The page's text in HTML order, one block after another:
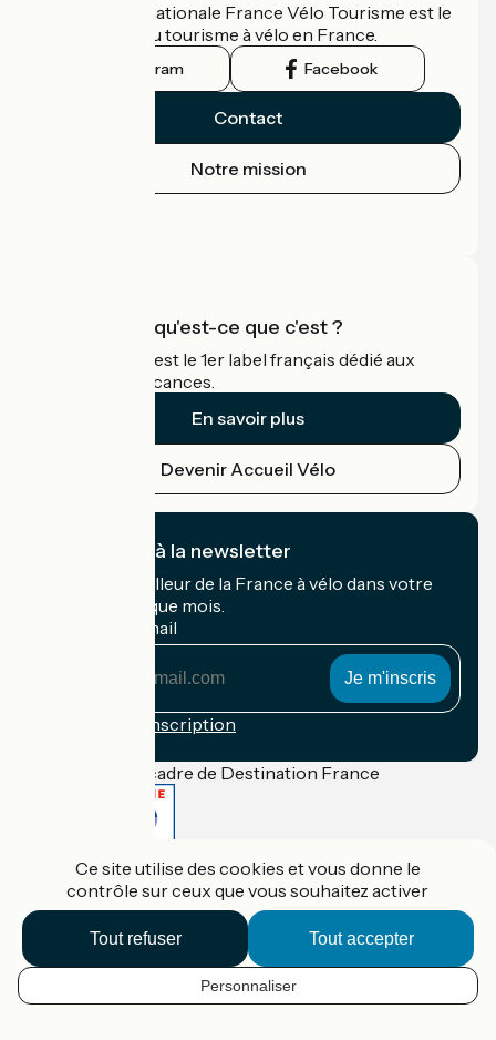
FR
L'association nationale France Vélo Tourisme est le
guide officiel du tourisme à vélo en France.
Instagram Facebook
Contact
Notre mission
Accueil Vélo qu'est-ce que c'est ?
Accueil Vélo c'est le 1er label français dédié aux
cyclistes en vacances.
En savoir plus
Devenir Accueil Vélo
Je m'abonne à la newsletter
Recevez le meilleur de la France à vélo dans votre
boîte mail chaque mois.
Mon adresse mail
Conditions d'inscription
Financé dans le cadre de Destination France
Accueil Vélo Pro
Contact
Mentions légales
Confidentialité
Contact
Réalisation :
et France Vélo Tourisme
Ce site utilise des cookies et vous donne le
contrôle sur ceux que vous souhaitez activer
Tout accepter
Tout refuser
Personnaliser